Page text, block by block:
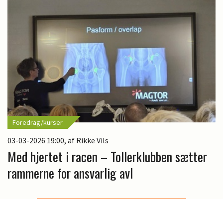
Foredrag/kurser
03-03-2026 19:00, af Rikke Vils
Med hjertet i racen – Tollerklubben sætter
rammerne for ansvarlig avl